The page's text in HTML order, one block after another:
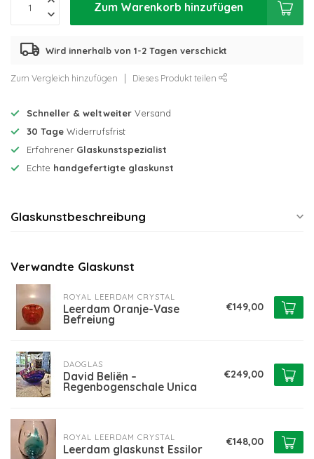
Zum Warenkorb hinzufügen
Wird innerhalb von 1-2 Tagen verschickt
Zum Vergleich hinzufügen Dieses Produkt teilen
Schneller & weltweiter Versand
30 Tage Widerrufsfrist
Erfahrener Glaskunstspezialist
Echte handgefertigte glaskunst
Glaskunstbeschreibung
Verwandte Glaskunst
ROYAL LEERDAM CRYSTAL
Leerdam Oranje-Vase
Befreiung
€149,00
DAOGLAS
David Beliën –
Regenbogenschale Unica
€249,00
ROYAL LEERDAM CRYSTAL
Leerdam glaskunst Essilor
€148,00